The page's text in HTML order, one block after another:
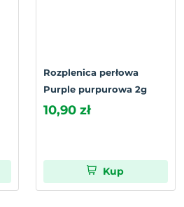
Rozplenica perłowa
Purple purpurowa 2g
10,90 zł
Kup